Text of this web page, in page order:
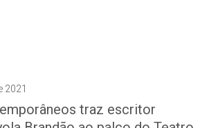
2021
traz escritor